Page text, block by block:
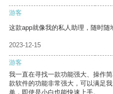
游客
这款app就像我的私人助理，随时随
2023-12-15
游客
我一直在寻找一款功能强大、操作
款软件的功能非常强大，可以满足
单，即使是小白也能快速上手。